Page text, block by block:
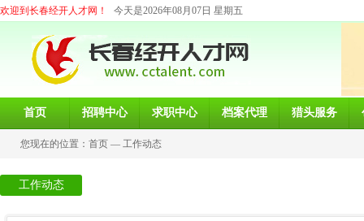
欢迎到长春经开人才网！ 今天是2026年08月07日 星期五
首页 招聘中心 求职中心 档案代理 猎头服务
您现在的位置： 首页 — 工作动态
工作动态